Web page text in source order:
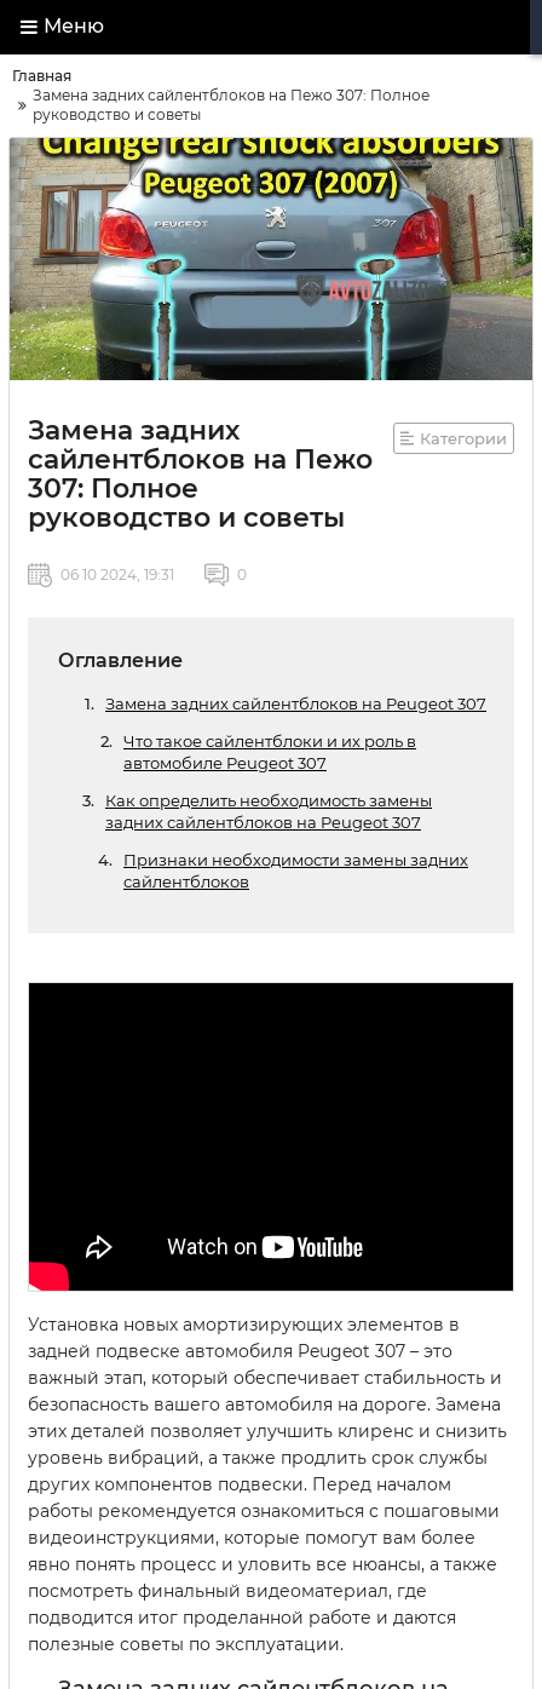
Меню
Главная
Замена задних сайлентблоков на Пежо 307: Полное
руководство и советы
Замена задних
сайлентблоков на Пежо
307: Полное
руководство и советы
Категории
06 10 2024, 19:31 0
Оглавление
Замена задних сайлентблоков на Peugeot 307
Что такое сайлентблоки и их роль в
автомобиле Peugeot 307
Как определить необходимость замены
задних сайлентблоков на Peugeot 307
Признаки необходимости замены задних
сайлентблоков
Установка новых амортизирующих элементов в
задней подвеске автомобиля Peugeot 307 – это
важный этап, который обеспечивает стабильность и
безопасность вашего автомобиля на дороге. Замена
этих деталей позволяет улучшить клиренс и снизить
уровень вибраций, а также продлить срок службы
других компонентов подвески. Перед началом
работы рекомендуется ознакомиться с пошаговыми
видеоинструкциями, которые помогут вам более
явно понять процесс и уловить все нюансы, а также
посмотреть финальный видеоматериал, где
подводится итог проделанной работе и даются
полезные советы по эксплуатации.